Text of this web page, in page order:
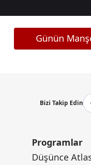
Günün
Bizi Takip Edin
Programlar
Düşünce